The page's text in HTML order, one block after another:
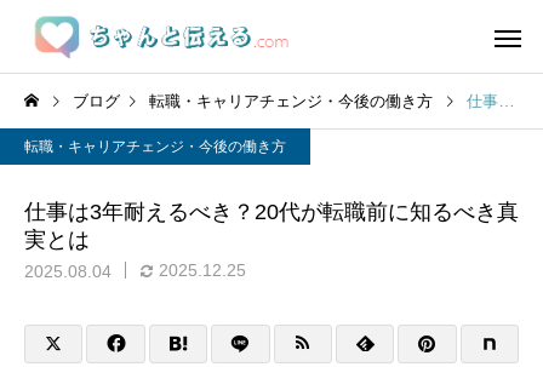
ブログ 転職・キャリアチェンジ・今後の働き方 仕事は3年耐えるべき？20代が転職前に知るべき真実とは
転職・キャリアチェンジ・今後の働き方
仕事は3年耐えるべき？20代が転職前に知るべき真
実とは
2025.08.04 2025.12.25